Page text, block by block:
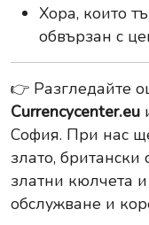
Хора, които
обвързан с
👉 Разгледайте
Currencycenter.eu
София. При нас
злато, британски
златни кюлчета
обслужване и